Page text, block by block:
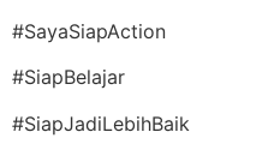
#SayaSiapAction
#SiapBelajar
#SiapJadiLebihBaik